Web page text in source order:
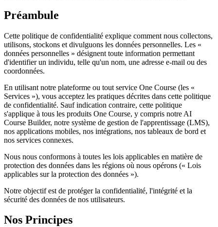
Préambule
Cette politique de confidentialité explique comment nous collectons,
utilisons, stockons et divulguons les données personnelles. Les «
données personnelles » désignent toute information permettant
d'identifier un individu, telle qu'un nom, une adresse e-mail ou des
coordonnées.
En utilisant notre plateforme ou tout service One Course (les «
Services »), vous acceptez les pratiques décrites dans cette politique
de confidentialité. Sauf indication contraire, cette politique
s'applique à tous les produits One Course, y compris notre AI
Course Builder, notre système de gestion de l'apprentissage (LMS),
nos applications mobiles, nos intégrations, nos tableaux de bord et
nos services connexes.
Nous nous conformons à toutes les lois applicables en matière de
protection des données dans les régions où nous opérons (« Lois
applicables sur la protection des données »).
Notre objectif est de protéger la confidentialité, l'intégrité et la
sécurité des données de nos utilisateurs.
Nos Principes